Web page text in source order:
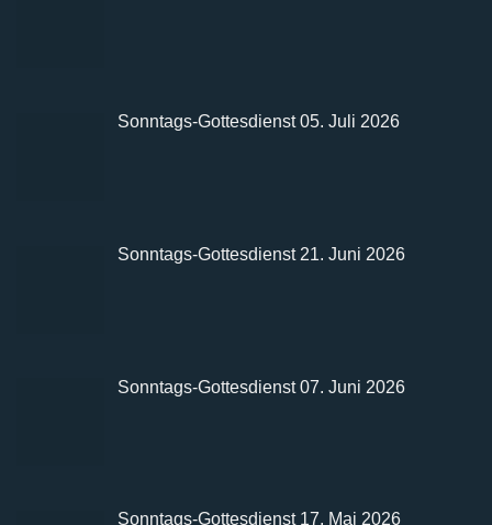
Sonntags-Gottesdienst 05. Juli 2026
Sonntags-Gottesdienst 21. Juni 2026
Sonntags-Gottesdienst 07. Juni 2026
Sonntags-Gottesdienst 17. Mai 2026